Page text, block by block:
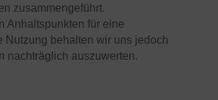
zusammengeführt.
Anhaltspunkten für eine
Nutzung behalten wir uns jedoch
nachträglich auszuwerten.